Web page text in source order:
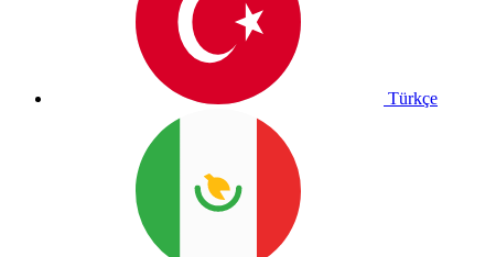
Türkçe